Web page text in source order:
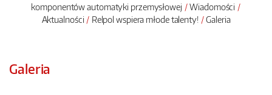
komponentów automatyki przemysłowej
Wiadomości
Aktualności
Relpol wspiera młode talenty! Galeria
Galeria